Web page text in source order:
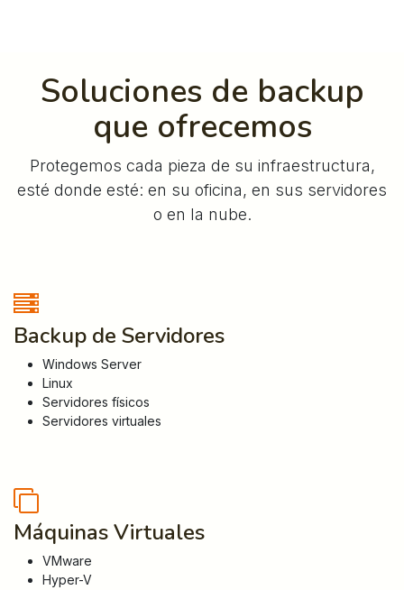
Soluciones de backup
que ofrecemos
Protegemos cada pieza de su infraestructura,
esté donde esté: en su oficina, en sus servidores
o en la nube.
Backup de Servidores
Windows Server
Linux
Servidores físicos
Servidores virtuales
Máquinas Virtuales
VMware
Hyper-V